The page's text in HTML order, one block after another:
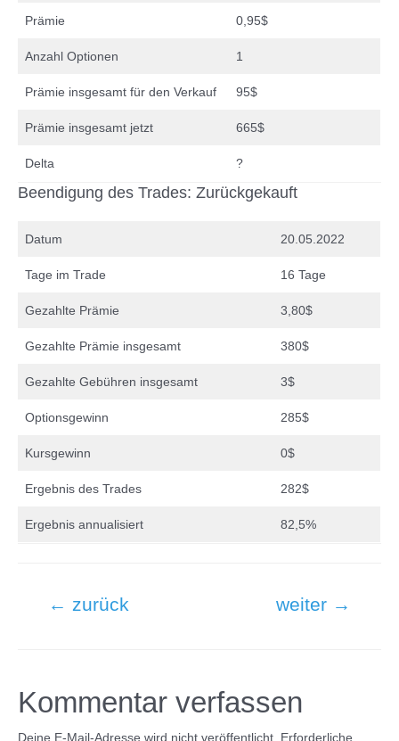
Prämie 0,95$
Anzahl Optionen 1
Prämie insgesamt für den Verkauf 95$
Prämie insgesamt jetzt 665$
Delta ?
Beendigung des Trades: Zurückgekauft
Datum 20.05.2022
Tage im Trade 16 Tage
Gezahlte Prämie 3,80$
Gezahlte Prämie insgesamt 380$
Gezahlte Gebühren insgesamt 3$
Optionsgewinn 285$
Kursgewinn 0$
Ergebnis des Trades 282$
Ergebnis annualisiert 82,5%
← zurück weiter →
Kommentar verfassen
Deine E-Mail-Adresse wird nicht veröffentlicht. Erforderliche